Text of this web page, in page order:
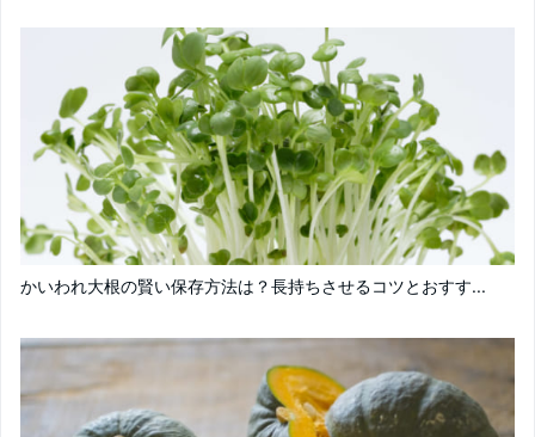
かいわれ大根の賢い保存方法は？長持ちさせるコツとおすす...